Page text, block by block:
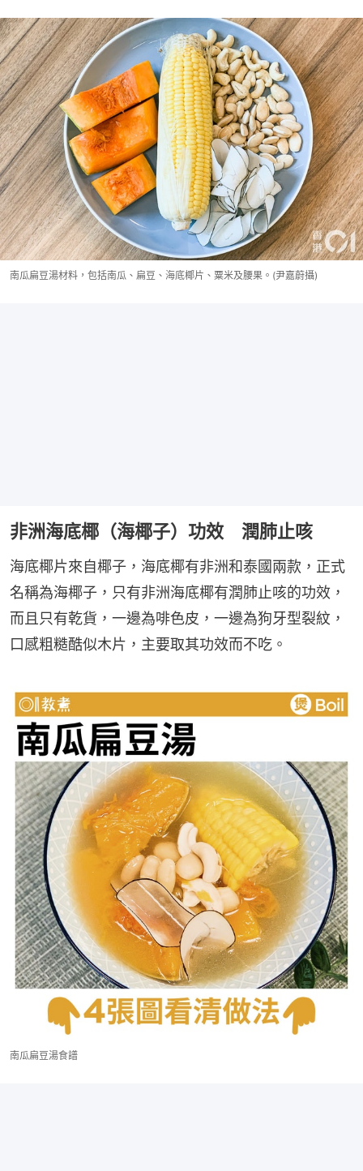
南瓜扁豆湯材料，包括南瓜、扁豆、海底椰片、粟米及腰果。(尹嘉蔚攝)
非洲海底椰（海椰子）功效 潤肺止咳
海底椰片來自椰子，海底椰有非洲和泰國兩款，正式
名稱為海椰子，只有非洲海底椰有潤肺止咳的功效，
而且只有乾貨，一邊為啡色皮，一邊為狗牙型裂紋，
口感粗糙酷似木片，主要取其功效而不吃。
南瓜扁豆湯食譜